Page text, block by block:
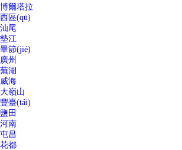
博爾塔拉
西區(qū)
汕尾
墊江
畢節(jié)
廣州
蕪湖
威海
大嶺山
豐臺(tái)
鹽田
河南
屯昌
花都